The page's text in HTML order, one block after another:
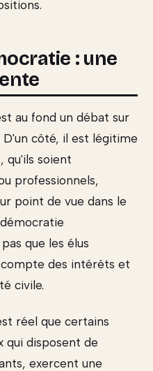
: une
au fond un débat sur
côté, il est légitime
qu'ils soient
professionnels,
point de vue dans le
que les élus
des intérêts et
civile.
réel que certains
qui disposent de
exercent une